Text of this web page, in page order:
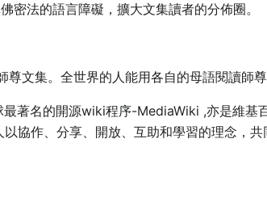
密法的語言障礙，擴大文集讀者的分佈圈。
文集。全世界的人能用各自的母語閱讀師
著名的開源wiki程序-MediaWiki ,亦是維基
協作、分享、開放、互助和學習的理念，